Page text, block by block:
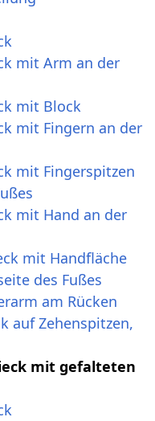
mit Arm an der
mit Block
mit Fingern an der
mit Fingerspitzen
mit Hand an der
mit Handfläche
des Fußes
am Rücken
auf Zehenspitzen,
mit gefalteten